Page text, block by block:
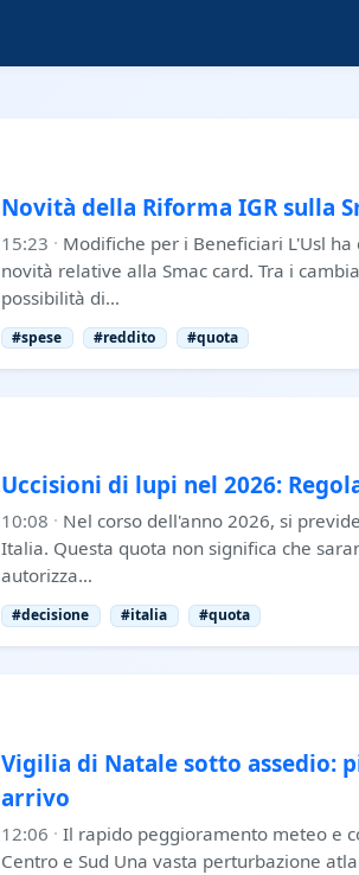
Novità della Riforma IGR sulla
15:23 · Modifiche per i Beneficiari L'Usl
novità relative alla Smac card. Tra i
possibilità di…
#spese #reddito #quota
Uccisioni di lupi nel 2026:
10:08 · Nel corso dell'anno 2026, si
Italia. Questa quota non significa che
autorizza…
#decisione #italia #quota
Vigilia di Natale sotto assedio:
arrivo
12:06 · Il rapido peggioramento meteo e
Centro e Sud Una vasta perturbazione